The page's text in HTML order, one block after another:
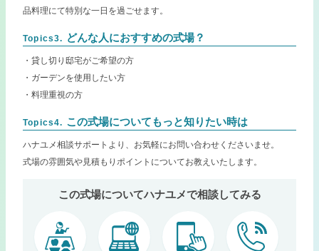
品料理にて特別な一日を過ごせます。
Topics3. どんな人におすすめの式場？
・貸し切り邸宅がご希望の方
・ガーデンを使用したい方
・料理重視の方
Topics4. この式場についてもっと知りたい時は
ハナユメ相談サポートより、お気軽にお問い合わせくださいませ。
式場の雰囲気や見積もりポイントについてお教えいたします。
この式場についてハナユメで相談してみる